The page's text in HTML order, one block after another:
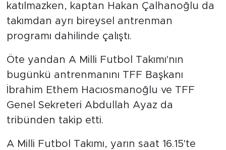
katılmazken, kaptan Hakan Çalhanoğlu da
takımdan ayrı bireysel antrenman
programı dahilinde çalıştı.
Öte yandan A Milli Futbol Takımı'nın
bugünkü antrenmanını TFF Başkanı
İbrahim Ethem Hacıosmanoğlu ve TFF
Genel Sekreteri Abdullah Ayaz da
tribünden takip etti.
A Milli Futbol Takımı, yarın saat 16.15'te